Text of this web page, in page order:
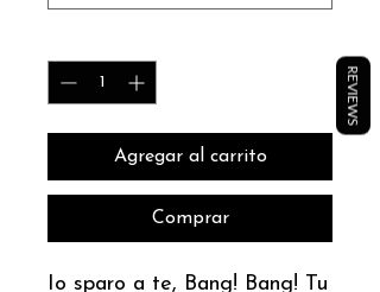
Agregar al carrito
Comprar
Io sparo a te, Bang! Bang! Tu
REVIEWS